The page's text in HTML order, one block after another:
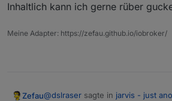
Inhaltlich kann ich gerne rüber
Meine Adapter: https://zefau.github.io/iobroker/
Zefau@dslraser sagte in jarvis - just